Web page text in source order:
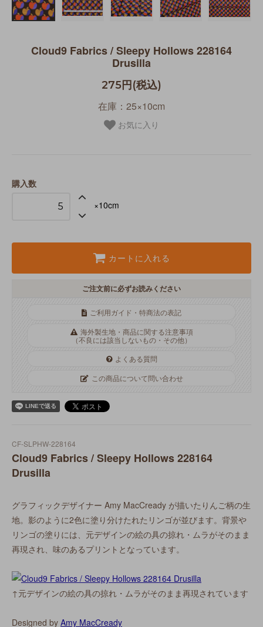
Cloud9 Fabrics / Sleepy Hollows 228164
Drusilla
275円(税込)
在庫：25×10cm
お気に入り
購入数
×10cm
カートに入れる
ご注文前に必ずお読みください
ご利用ガイド・特商法の表記
海外製生地・商品に関する注意事項
（不良には該当しないもの・その他）
よくある質問
この商品について問い合わせ
CF-SLPHW-228164
Cloud9 Fabrics / Sleepy Hollows 228164
Drusilla
グラフィックデザイナー Amy MacCready が描いたりんご柄の生
地。影のように2色に塗り分けたれたリンゴが並びます。背景や
リンゴの塗りには、元デザインの絵の具の掠れ・ムラがそのまま
再現され、味のあるプリントとなっています。
↑元デザインの絵の具の掠れ・ムラがそのまま再現されています
Designed by Amy MacCready